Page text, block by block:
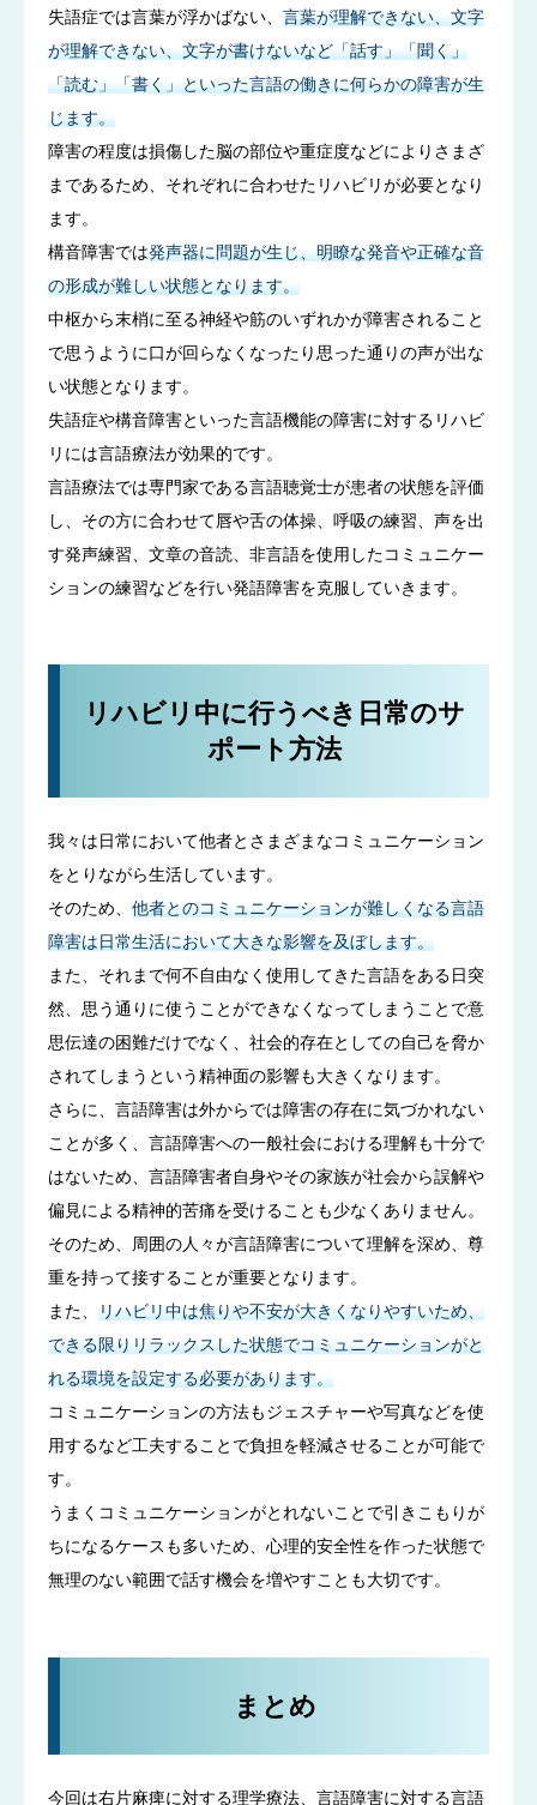
失語症では言葉が浮かばない、 言葉が理解できない、文字
が理解できない、文字が書けないなど「話す」「聞く」
「読む」「書く」といった言語の働きに何らかの障害が生
じます。
障害の程度は損傷した脳の部位や重症度などによりさまざ
まであるため、それぞれに合わせたリハビリが必要となり
ます。
構音障害では発声器に問題が生じ、明瞭な発音や正確な音
の形成が難しい状態となります。
中枢から末梢に至る神経や筋のいずれかが障害されること
で思うように口が回らなくなったり思った通りの声が出な
い状態となります。
失語症や構音障害といった言語機能の障害に対するリハビ
リには言語療法が効果的です。
言語療法では専門家である言語聴覚士が患者の状態を評価
し、その方に合わせて唇や舌の体操、呼吸の練習、声を出
す発声練習、文章の音読、非言語を使用したコミュニケー
ションの練習などを行い発語障害を克服していきます。
リハビリ中に行うべき日常のサ
ポート方法
我々は日常において他者とさまざまなコミュニケーション
をとりながら生活しています。
そのため、 他者とのコミュニケーションが難しくなる言語
障害は日常生活において大きな影響を及ぼします。
また、それまで何不自由なく使用してきた言語をある日突
然、思う通りに使うことができなくなってしまうことで意
思伝達の困難だけでなく、社会的存在としての自己を脅か
されてしまうという精神面の影響も大きくなります。
さらに、言語障害は外からでは障害の存在に気づかれない
ことが多く、言語障害への一般社会における理解も十分で
はないため、言語障害者自身やその家族が社会から誤解や
偏見による精神的苦痛を受けることも少なくありません。
そのため、周囲の人々が言語障害について理解を深め、尊
重を持って接することが重要となります。
また、 リハビリ中は焦りや不安が大きくなりやすいため、
できる限りリラックスした状態でコミュニケーションがと
れる環境を設定する必要があります。
コミュニケーションの方法もジェスチャーや写真などを使
用するなど工夫することで負担を軽減させることが可能で
す。
うまくコミュニケーションがとれないことで引きこもりが
ちになるケースも多いため、心理的安全性を作った状態で
無理のない範囲で話す機会を増やすことも大切です。
まとめ
今回は右片麻痺に対する理学療法、言語障害に対する言語